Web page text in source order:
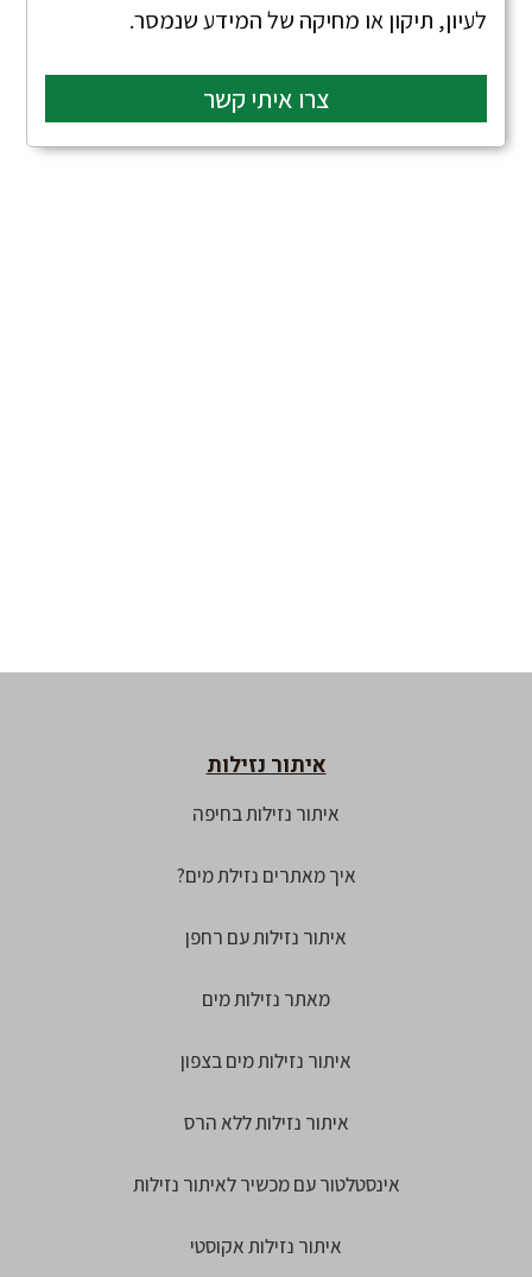
לעיון, תיקון או מחיקה של המידע שנמסר.
צרו איתי קשר
איתור נזילות
איתור נזילות בחיפה
איך מאתרים נזילת מים?
איתור נזילות עם רחפן
מאתר נזילות מים
איתור נזילות מים בצפון
איתור נזילות ללא הרס
אינסטלטור עם מכשיר לאיתור נזילות
איתור נזילות אקוסטי